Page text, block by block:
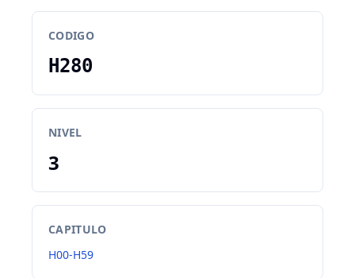
CODIGO
H280
NIVEL
3
CAPITULO
H00-H59